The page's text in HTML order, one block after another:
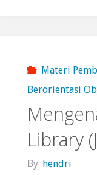
Materi
Berorientasi
Library
By hendri